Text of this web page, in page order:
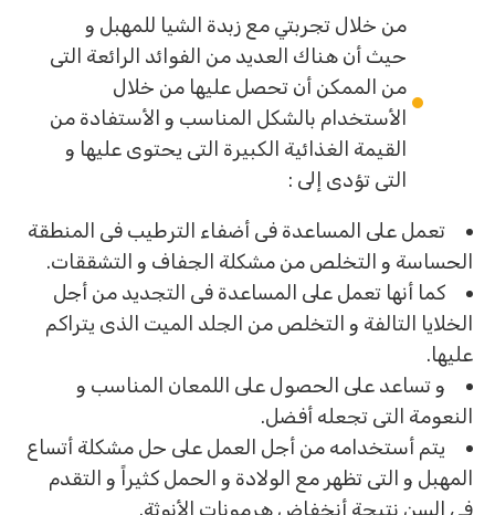
من خلال تجربتي مع زبدة الشيا للمهبل و
حيث أن هناك العديد من الفوائد الرائعة التى
من الممكن أن تحصل عليها من خلال
الأستخدام بالشكل المناسب و الأستفادة من
القيمة الغذائية الكبيرة التى يحتوى عليها و
التى تؤدى إلى :
تعمل على المساعدة فى أضفاء الترطيب فى المنطقة
الحساسة و التخلص من مشكلة الجفاف و التشققات.
كما أنها تعمل على المساعدة فى التجديد من أجل
الخلايا التالفة و التخلص من الجلد الميت الذى يتراكم
عليها.
و تساعد على الحصول على اللمعان المناسب و
النعومة التى تجعله أفضل.
يتم أستخدامه من أجل العمل على حل مشكلة أتساع
المهبل و التى تظهر مع الولادة و الحمل كثيراً و التقدم
فى السن نتيجة أنخفاض هرمونات الأنوثة.